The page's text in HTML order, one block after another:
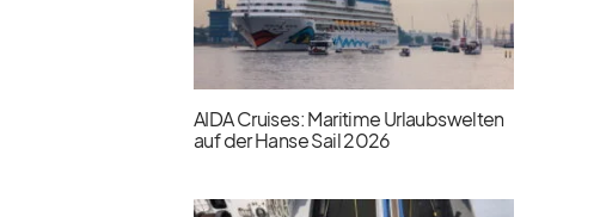
AIDA Cruises: Maritime Urlaubswelten
auf der Hanse Sail 2026